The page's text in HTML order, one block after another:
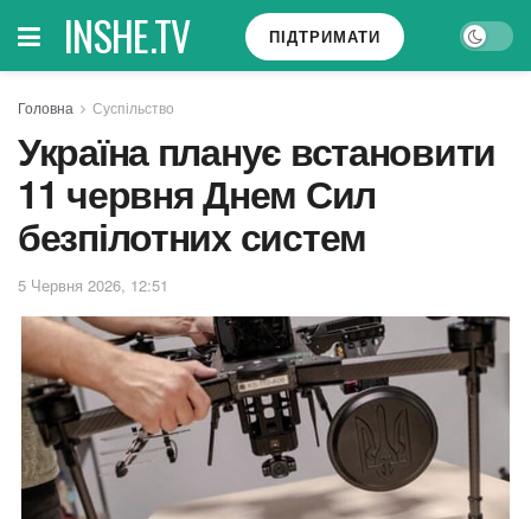
INSHE.TV ПІДТРИМАТИ
Головна Суспільство
Україна планує встановити
11 червня Днем Сил
безпілотних систем
5 Червня 2026, 12:51